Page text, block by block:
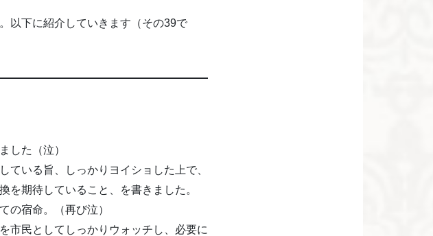
以下に紹介していきます（その39で
した（泣）
ている旨、しっかりヨイショした上で、
を期待していること、を書きました。
の宿命。（再び泣）
市民としてしっかりウォッチし、必要に